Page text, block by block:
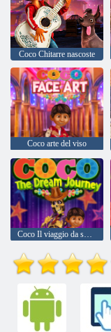
Coco Chitarre nascoste
Coco arte del viso
Coco Il viaggio da sogno